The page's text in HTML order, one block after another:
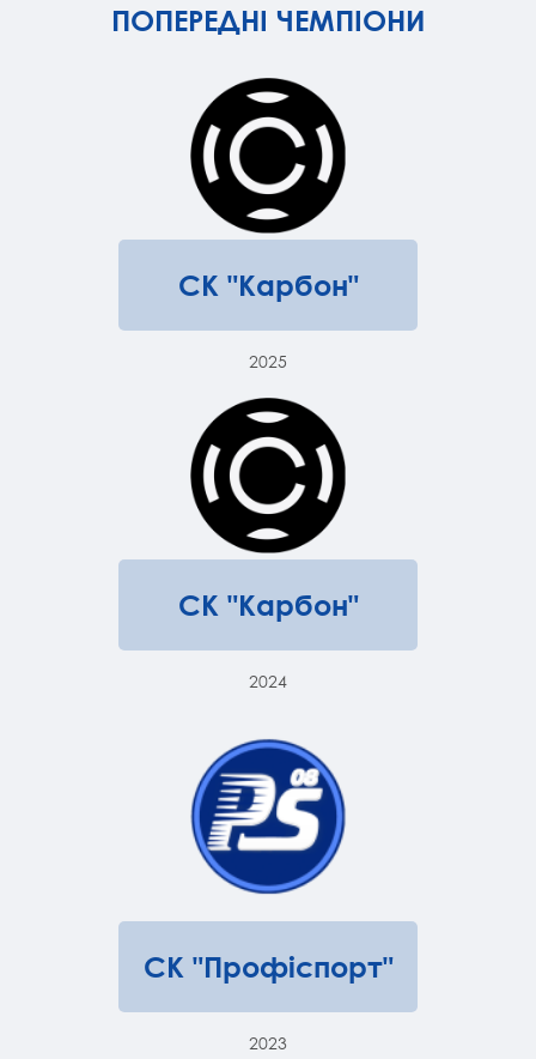
ПОПЕРЕДНІ ЧЕМПІОНИ
СК "Карбон"
2025
СК "Карбон"
2024
СК "Профіспорт"
2023